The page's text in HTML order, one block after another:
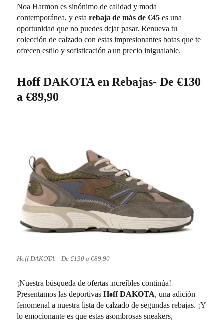
Noa Harmon es sinónimo de calidad y moda
contemporánea, y estarebaja de más de €45 es una
oportunidad que no puedes dejar pasar. Renueva tu
colección de calzado con estas impresionantes botas que te
ofrecen estilo y sofisticación a un precio inigualable.
Hoff DAKOTA en Rebajas- De €130
a €89,90
Hoff DAKOTA – De €130 a €89,90
¡Nuestra búsqueda de ofertas increíbles continúa!
Presentamos las deportivas Hoff DAKOTA, una adición
fenomenal a nuestra lista de calzado de segundas rebajas. ¡Y
lo emocionante es que estas asombrosas sneakers,